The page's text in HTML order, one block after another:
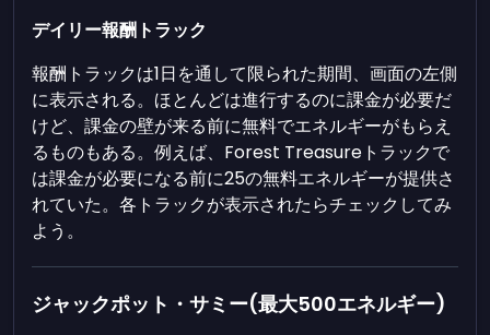
デイリー報酬トラック
報酬トラックは1日を通して限られた期間、画面の左側
に表示される。ほとんどは進行するのに課金が必要だ
けど、課金の壁が来る前に無料でエネルギーがもらえ
るものもある。例えば、Forest Treasureトラックで
は課金が必要になる前に25の無料エネルギーが提供さ
れていた。各トラックが表示されたらチェックしてみ
よう。
ジャックポット・サミー(最大500エネルギー)